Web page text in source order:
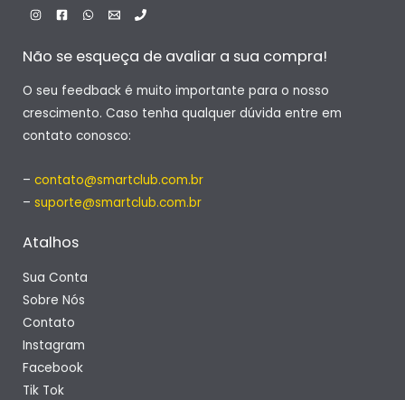
Não se esqueça de avaliar a sua compra!
O seu feedback é muito importante para o nosso
crescimento. Caso tenha qualquer dúvida entre em
contato conosco:
– contato@smartclub.com.br
– suporte@smartclub.com.br
Atalhos
Sua Conta
Sobre Nós
Contato
Instagram
Facebook
Tik Tok